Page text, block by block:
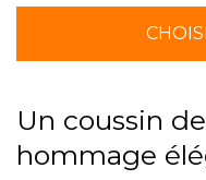
Un coussin
hommage